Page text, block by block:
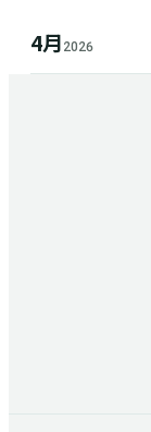
4月 2026